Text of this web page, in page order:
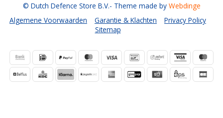
Algemene Voorwaarden Garantie & Klachten
Privacy Policy
Sitemap
© Dutch Defence Store B.V.- Theme made by Webdinge